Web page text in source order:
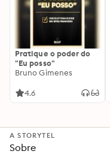
Pratique o poder do
"Eu posso"
Bruno Gimenes
4.6
A STORYTEL
Sobre